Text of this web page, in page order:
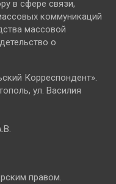
в сфере связи,
коммуникаций
массовой
о
Корреспондент».
ул. Василия
правом.